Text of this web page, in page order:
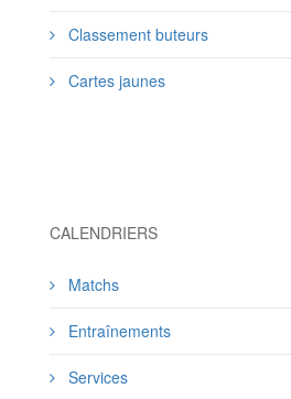
Classement buteurs
Cartes jaunes
CALENDRIERS
Matchs
Entraînements
Services